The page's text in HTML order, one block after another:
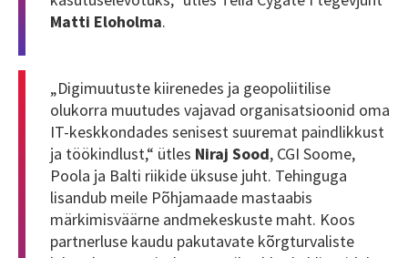
Matti Eloholma.
„Digimuutuste kiirenedes ja geopoliitilise
olukorra muutudes vajavad organisatsioonid oma
IT-keskkondades senisest suuremat paindlikkust
ja töökindlust,“ ütles Niraj Sood, CGI Soome,
Poola ja Balti riikide üksuse juht. Tehinguga
lisandub meile Põhjamaade mastaabis
märkimisväärne andmekeskuste maht. Koos
partnerluse kaudu pakutavate kõrgturvaliste